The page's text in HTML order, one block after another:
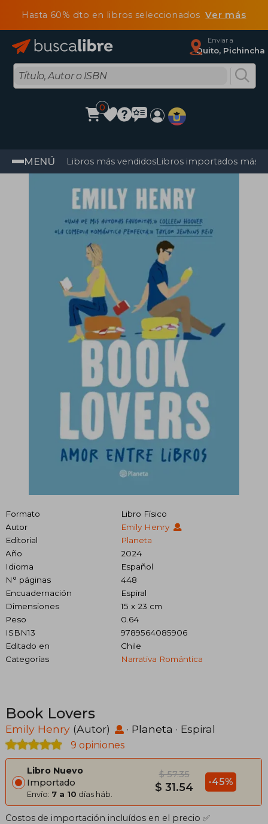
Hasta 60% dto en libros seleccionadosVer más
Enviar a
Quito, Pichincha
0
MENÚ Libros más vendidosLibros importados más
Formato
Libro Físico
Autor
Emily Henry
Editorial
Planeta
Año
2024
Idioma
Español
N° páginas
448
Encuadernación
Espiral
Dimensiones
15 x 23 cm
Peso
0.64
ISBN13
9789564085906
Editado en
Chile
Categorías
Narrativa Romántica
Book Lovers
Emily Henry (Autor) · Planeta · Espiral
9 opiniones
Libro Nuevo
Importado
Envío: 7 a 10 días háb.
$ 57.35
$ 31.54 -45%
Costos de importación incluídos en el precio ✅